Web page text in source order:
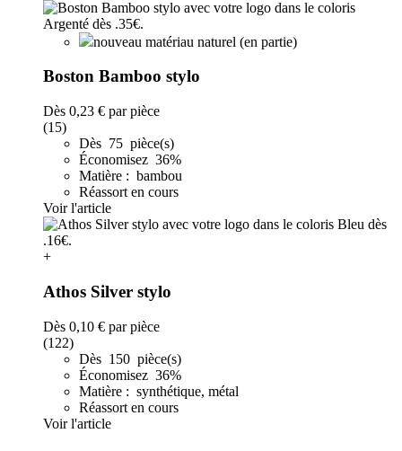
nouveau matériau naturel (en partie)
Boston Bamboo stylo
Dès 0,23 € par pièce
(15)
Dès 75 pièce(s)
Économisez 36%
Matière : bambou
Réassort en cours
Voir l'article
+
Athos Silver stylo
Dès 0,10 € par pièce
(122)
Dès 150 pièce(s)
Économisez 36%
Matière : synthétique, métal
Réassort en cours
Voir l'article